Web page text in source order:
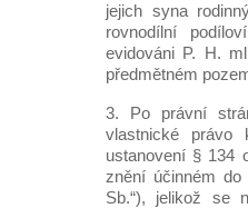
jejich syna
rovnodílní
evidováni P. H.
předmětném
3. Po právní
vlastnické právo
ustanovení § 134
znění účinném
Sb.“), jelikož se